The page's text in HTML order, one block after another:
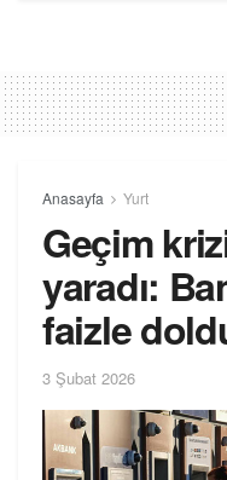
Anasayfa Yurt
Geçim
yaradı:
faizle
3 Şubat 2026